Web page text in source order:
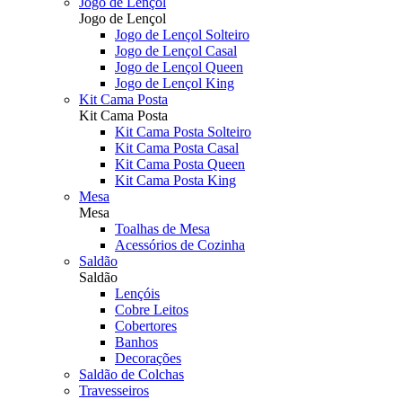
Jogo de Lençol
Jogo de Lençol Solteiro
Jogo de Lençol Casal
Jogo de Lençol Queen
Jogo de Lençol King
Kit Cama Posta
Kit Cama Posta
Kit Cama Posta Solteiro
Kit Cama Posta Casal
Kit Cama Posta Queen
Kit Cama Posta King
Mesa
Mesa
Toalhas de Mesa
Acessórios de Cozinha
Saldão
Saldão
Lençóis
Cobre Leitos
Cobertores
Banhos
Decorações
Saldão de Colchas
Travesseiros